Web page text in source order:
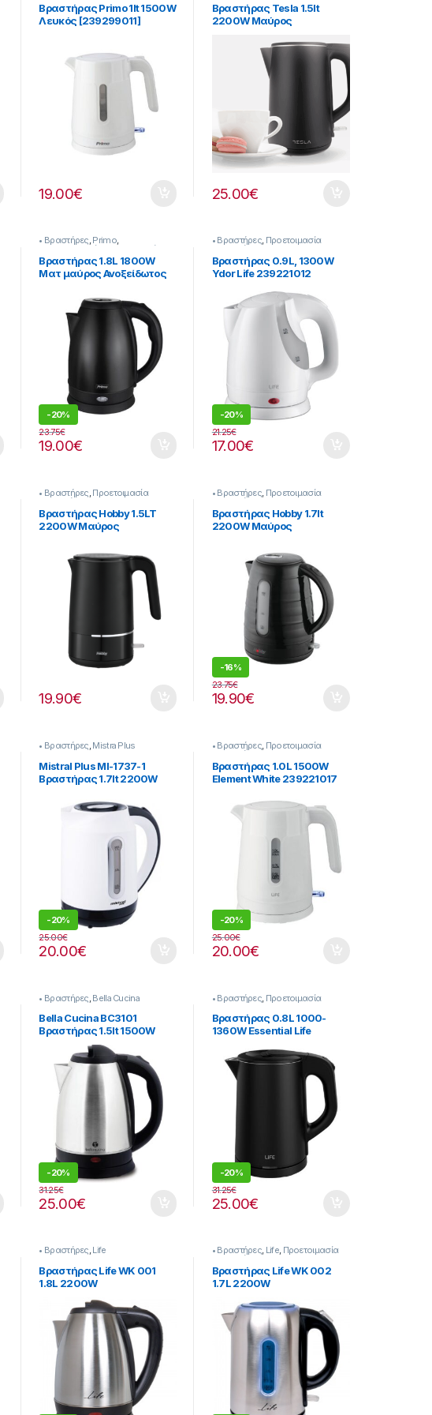
Βραστήρας Primo 1lt 1500W
Λευκός [239299011]
19.00€
Βραστήρας Tesla 1.5lt
2200W Μαύρος
25.00€
• Βραστήρες,Primo,
Μικροσυσκευές Προετοιμασία
Πρωινού
Βραστήρας 1.8L 1800W
Ματ μαύρος Ανοξείδωτος
239299016
-20%
19.00€
23.75€
• Βραστήρες, Προετοιμασία
Πρωινού
Bραστήρας 0.9L, 1300W
Ydor Life 239221012
-20%
17.00€
21.25€
• Βραστήρες,Προετοιμασία
Πρωινού
Βραστήρας Hobby 1.5LT
2200W Mαύρος
19.90€
• Βραστήρες, Προετοιμασία
Πρωινού
Βραστήρας Hobby 1.7lt
2200W Μαύρος
-16%
19.90€
23.75€
• Βραστήρες,Mistra Plus
Mistral Plus ΜΙ-1737-1
Βραστήρας 1.7lt 2200W
-20%
20.00€
25.00€
• Βραστήρες, Προετοιμασία
Πρωινού
Bραστήρας 1.0L 1500W
Element White 239221017
-20%
20.00€
25.00€
• Βραστήρες Bella Cucina
Bella Cucina BC3101
Βραστήρας 1.5lt 1500W
-20%
25.00€
31.25€
• Βραστήρες Προετοιμασία
Πρωινού
Bραστήρας 0.8L 1000-
1360W Essential Life
-20%
25.00€
31.25€
• Βραστήρες,Life
Βραστήρας Life WK 001
1.8L 2200W
• Βραστήρες, Life, Προετοιμασία
Πρωινού
Βραστήρας Life WK 002
1.7L 2200W